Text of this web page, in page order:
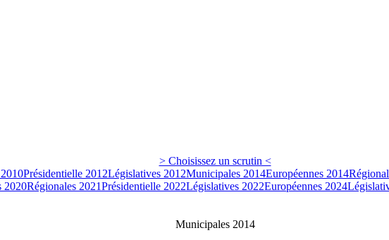
> Choisissez un scrutin <
Présidentielle 2012Législatives 2012Municipales 2014Européennes 2014
2020Régionales 2021Présidentielle 2022Législatives 2022Européennes 2024
Municipales 2014